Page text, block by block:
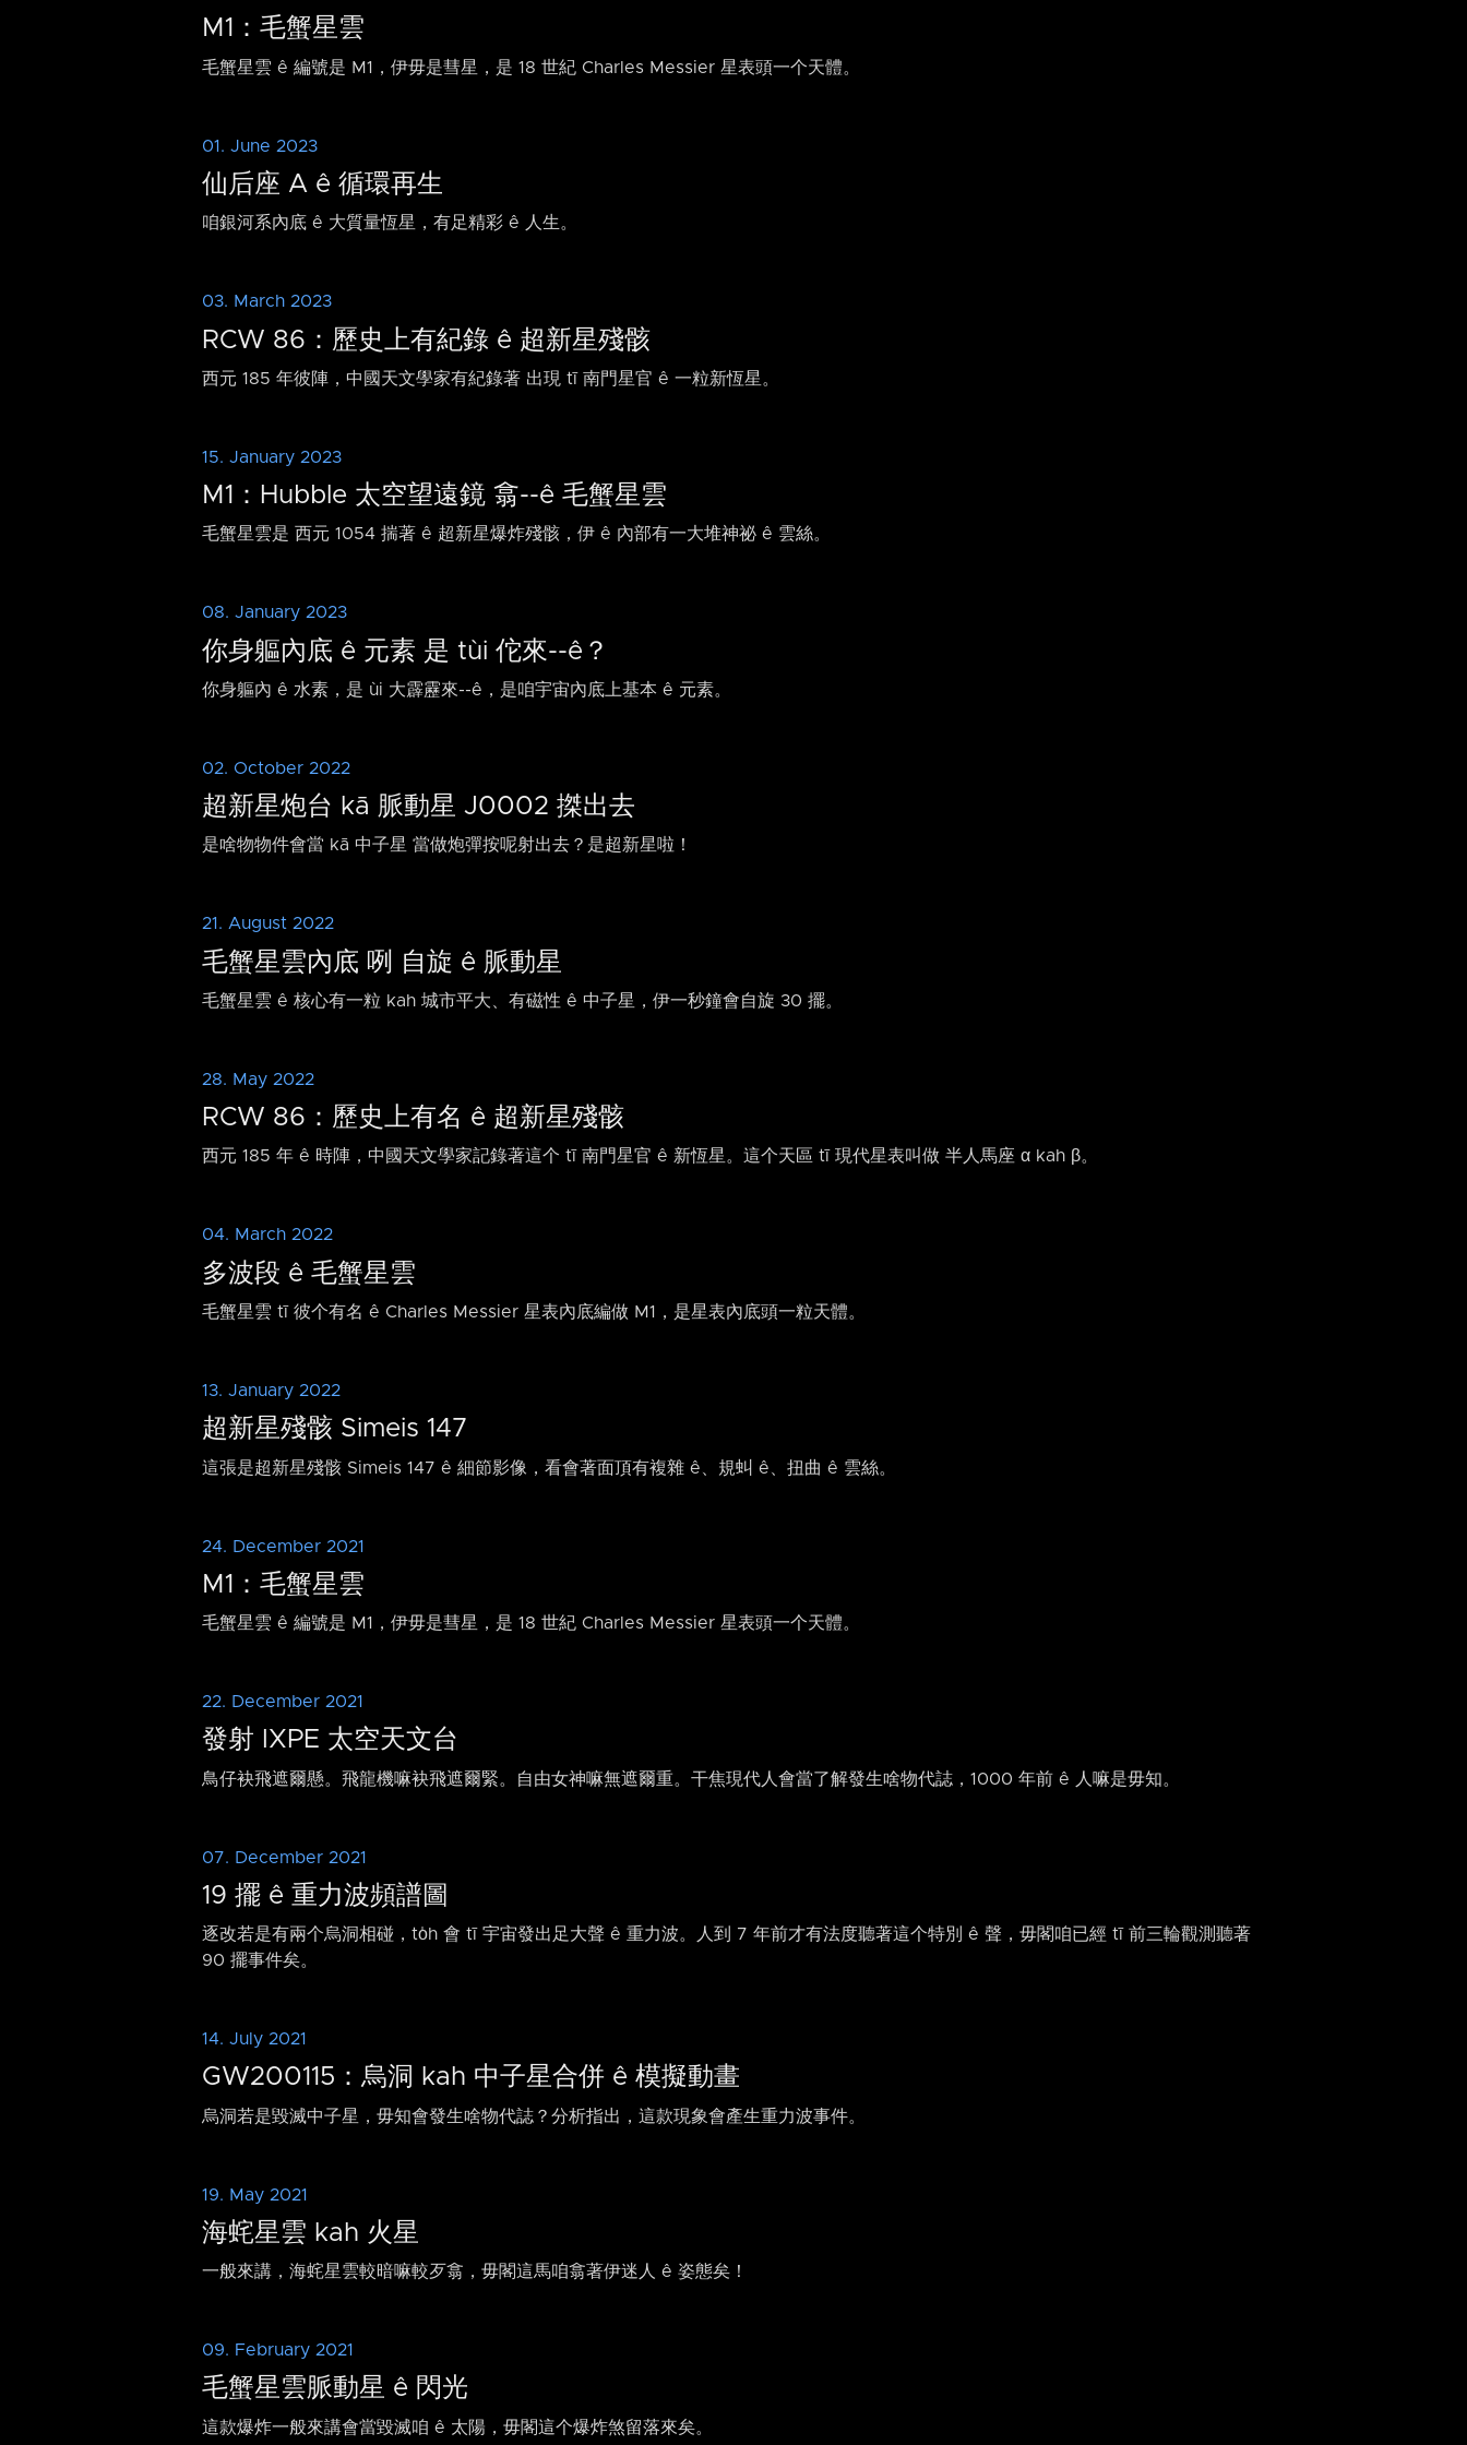
M1：毛蟹星雲
毛蟹星雲 ê 編號是 M1，伊毋是彗星，是 18 世紀 Charles Messier 星表頭一个天體。
01. June 2023
仙后座 A ê 循環再生
咱銀河系內底 ê 大質量恆星，有足精彩 ê 人生。
03. March 2023
RCW 86：歷史上有紀錄 ê 超新星殘骸
西元 185 年彼陣，中國天文學家有紀錄著 出現 tī 南門星官 ê 一粒新恆星。
15. January 2023
M1：Hubble 太空望遠鏡 翕-⁠-ê 毛蟹星雲
毛蟹星雲是 西元 1054 揣著 ê 超新星爆炸殘骸，伊 ê 內部有一大堆神祕 ê 雲絲。
08. January 2023
你身軀內底 ê 元素 是 tùi 佗來-⁠-ê？
你身軀內 ê 水素，是 ùi 大霹靂來-⁠-ê，是咱宇宙內底上基本 ê 元素。
02. October 2022
超新星炮台 kā 脈動星 J0002 搩出去
是啥物物件會當 kā 中子星 當做炮彈按呢射出去？是超新星啦！
21. August 2022
毛蟹星雲內底 咧 自旋 ê 脈動星
毛蟹星雲 ê 核心有一粒 kah 城市平大、有磁性 ê 中子星，伊一秒鐘會自旋 30 擺。
28. May 2022
RCW 86：歷史上有名 ê 超新星殘骸
西元 185 年 ê 時陣，中國天文學家記錄著這个 tī 南門星官 ê 新恆星。這个天區 tī 現代星表叫做 半人馬座 α kah β。
04. March 2022
多波段 ê 毛蟹星雲
毛蟹星雲 tī 彼个有名 ê Charles Messier 星表內底編做 M1，是星表內底頭一粒天體。
13. January 2022
超新星殘骸 Simeis 147
這張是超新星殘骸 Simeis 147 ê 細節影像，看會著面頂有複雜 ê、規虯 ê、扭曲 ê 雲絲。
24. December 2021
M1：毛蟹星雲
毛蟹星雲 ê 編號是 M1，伊毋是彗星，是 18 世紀 Charles Messier 星表頭一个天體。
22. December 2021
發射 IXPE 太空天文台
鳥仔袂飛遮爾懸。飛龍機嘛袂飛遮爾緊。自由女神嘛無遮爾重。干焦現代人會當了解發生啥物代誌，1000 年前 ê 人嘛是毋知。
07. December 2021
19 擺 ê 重力波頻譜圖
逐改若是有兩个烏洞相碰，to̍h 會 tī 宇宙發出足大聲 ê 重力波。人到 7 年前才有法度聽著這个特別 ê 聲，毋閣咱已經 tī 前三輪觀測聽著
90 擺事件矣。
14. July 2021
GW200115：烏洞 kah 中子星合併 ê 模擬動畫
烏洞若是毀滅中子星，毋知會發生啥物代誌？分析指出，這款現象會產生重力波事件。
19. May 2021
海䖳星雲 kah 火星
一般來講，海䖳星雲較暗嘛較歹翕，毋閣這馬咱翕著伊迷人 ê 姿態矣！
09. February 2021
毛蟹星雲脈動星 ê 閃光
這款爆炸一般來講會當毀滅咱 ê 太陽，毋閣這个爆炸煞留落來矣。